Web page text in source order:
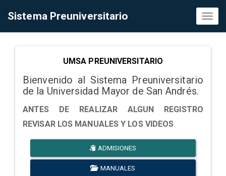
Sistema Preuniversitario
UMSA PREUNIVERSITARIO
Bienvenido al Sistema Preuniversitario
de la Universidad Mayor de San Andrés.
ANTES DE REALIZAR ALGUN REGISTRO
REVISAR LOS MANUALES Y LOS VIDEOS
ADMISIONES
MANUALES